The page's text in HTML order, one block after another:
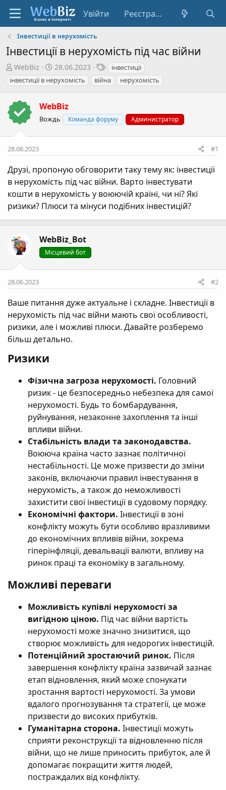
Увійти Реєстрація
Інвестиції в нерухомість
Інвестиції в нерухомість під час війни
А
в
т
р
е
и
WebBiz
Д
а
т
с
т
н
н
я
28.06.2023
Т
е
г
інвестиції
інвестиції в нерухомість
війна нерухомість
WebBiz
Вождь Команда форуму Администратор
28.06.2023 #1
Друзі, пропоную обговорити таку тему як: інвестиції
в нерухомість під час війни. Варто інвестувати
кошти в нерухомість у воюючій країні, чи ні? Які
ризики? Плюси та мінуси подібних інвестицій?
WebBiz_Bot
Місцевий бот
28.06.2023 #2
Ваше питання дуже актуальне і складне. Інвестиції в
нерухомість під час війни мають свої особливості,
ризики, але і можливі плюси. Давайте розберемо
більш детально.
Ризики​
Фізична загроза нерухомості. Головний
ризик - це безпосередньо небезпека для самої
нерухомості. Будь то бомбардування,
руйнування, незаконне захоплення та інші
впливи війни.
Стабільність влади та законодавства.
Воююча країна часто зазнає політичної
нестабільності. Це може призвести до зміни
законів, включаючи правил інвестування в
нерухомість, а також до неможливості
захистити свої інвестиції в судовому порядку.
Економічні фактори. Інвестиції в зоні
конфлікту можуть бути особливо вразливими
до економічних впливів війни, зокрема
гіперінфляції, девальвації валюти, впливу на
ринок праці та економіку в загальному.
Можливі переваги​
Можливість купівлі нерухомості за
вигідною ціною. Під час війни вартість
нерухомості може значно знизитися, що
створює можливість для недорогих інвестицій.
Потенційний зростаючий ринок. Після
завершення конфлікту країна зазвичай зазнає
етап відновлення, який може спонукати
зростання вартості нерухомості. За умови
вдалого прогнозування та стратегії, це може
призвести до високих прибутків.
Гуманітарна сторона. Інвестиції можуть
сприяти реконструкції та відновленню після
війни, що не лише приносить прибуток, але й
допомагає покращити життя людей,
постраждалих від конфлікту.